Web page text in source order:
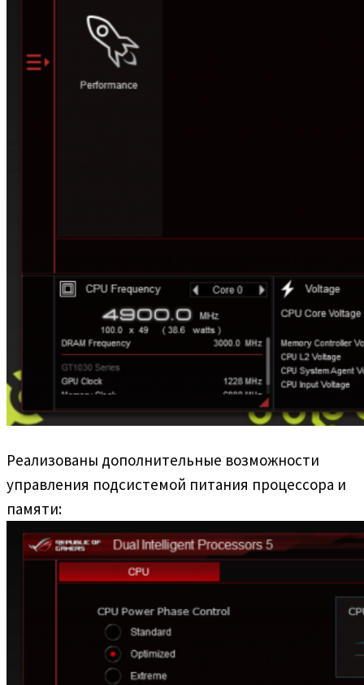
Реализованы дополнительные возможности
управления подсистемой питания процессора и
памяти: